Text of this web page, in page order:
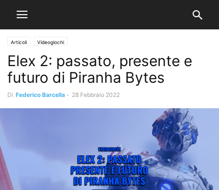
Articoli Videogiochi
Elex 2: passato, presente e
futuro di Piranha Bytes
Di Federico Barcella - 28 Febbraio 2022